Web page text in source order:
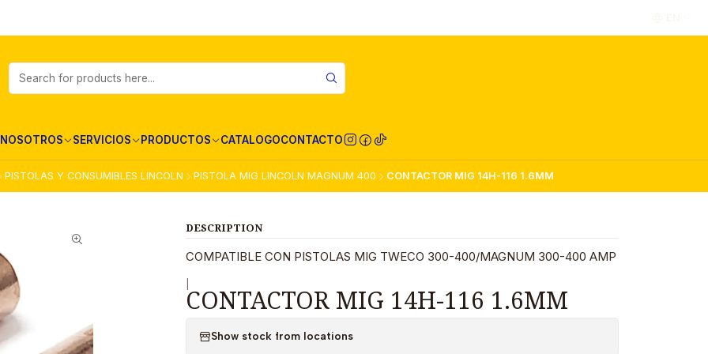
NOSOTROS SERVICIOS PRODUCTOS CATALOGOCONTACTO
PISTOLAS Y CONSUMIBLES LINCOLN PISTOLA MIG LINCOLN MAGNUM 400 CONTACTOR MIG 14H-116 1.6MM
DESCRIPTION
COMPATIBLE CON PISTOLAS MIG TWECO 300-400/MAGNUM 300-400 AMP
CONTACTOR MIG 14H-116 1.6MM
Show stock from locations